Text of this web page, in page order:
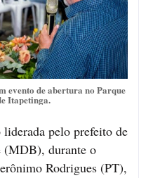
evento de abertura no Parque
Itapetinga.
pelo prefeito de
(MDB), durante o
Rodrigues (PT),